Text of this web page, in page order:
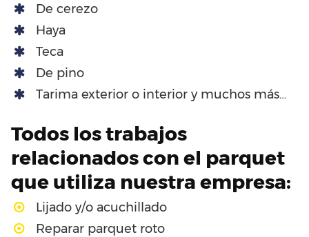
De cerezo
Haya
Teca
De pino
Tarima exterior o interior y muchos más…
Todos los trabajos
relacionados con el parquet
que utiliza nuestra empresa:
Lijado y/o acuchillado
Reparar parquet roto